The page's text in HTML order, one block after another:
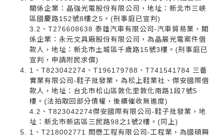
關係企業：晶強光電股份有限公司，地址：新北市三峽
區國慶路152號8樓之5。(刑事庭已宣判)
3.2、T276608638 泰雄汽車有限公司-汽車貿易業，關
係企業：永元文具廠股份有限公司，為晶展光電案件借
款人，地址：新北市土城區千歲路15號3樓。(刑事庭已
宣判，申請附民求償)
1、T823042274、T196179788、T741541784 三番
實業有限公司-鞋子批發業，為松上鞋業社、傑安國際借
款人，地址：台北市松山區敦化里敦化南路1段7號5
樓。(法拍取回部分債權，後續催收無進度)
4.2、T823042274傑安國際有限公司-鞋子批發業，地
址：新北市新店區三民路98之1號2樓。(同上)
1、T218002771 閎懋工程有限公司-工程業，為國碩興